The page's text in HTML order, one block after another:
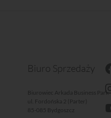
Biuro Sprzedaży
Biurowiec Arkada Business Park
ul. Fordońska 2 (Parter)
85-085 Bydgoszcz